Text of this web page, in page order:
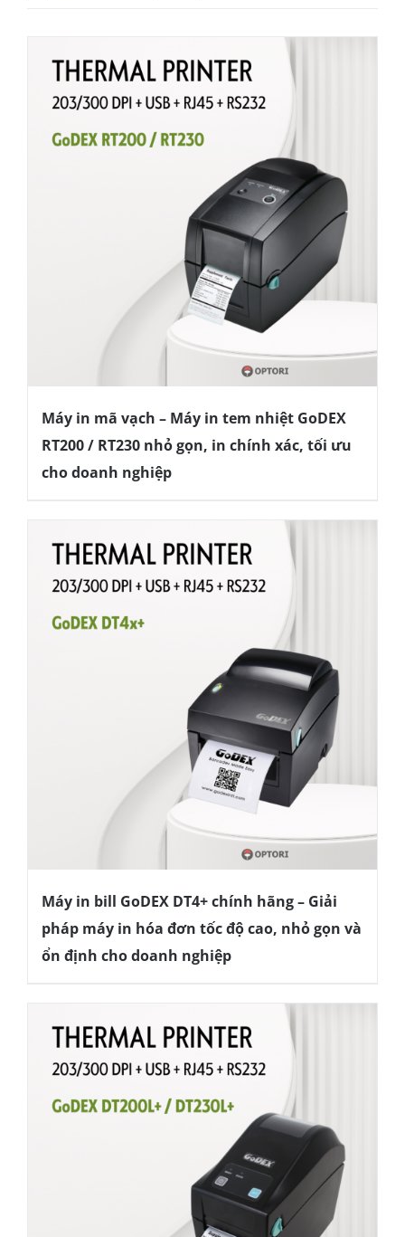
Máy in mã vạch – Máy in tem nhiệt GoDEX
RT200 / RT230 nhỏ gọn, in chính xác, tối ưu
cho doanh nghiệp
Máy in bill GoDEX DT4+ chính hãng – Giải
pháp máy in hóa đơn tốc độ cao, nhỏ gọn và
ổn định cho doanh nghiệp